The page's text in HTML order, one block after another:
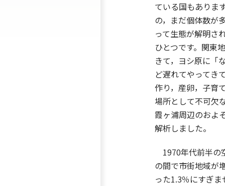
ている国もありま
の，まだ個体数が
って生態が解明さ
ひとつです。関東
きて，ヨシ原に「
ど遅れてやってき
作り，産卵，子育
場所として不可欠
霞ヶ浦周辺のおよ
解析しました。
1970年代前半の
の間で市街地域が
った1.3％にすぎ